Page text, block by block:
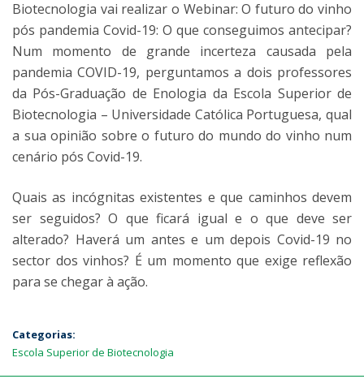
Biotecnologia vai realizar o Webinar: O futuro do vinho
pós pandemia Covid-19: O que conseguimos antecipar?
Num momento de grande incerteza causada pela
pandemia COVID-19, perguntamos a dois professores
da Pós-Graduação de Enologia da Escola Superior de
Biotecnologia – Universidade Católica Portuguesa, qual
a sua opinião sobre o futuro do mundo do vinho num
cenário pós Covid-19.
Quais as incógnitas existentes e que caminhos devem
ser seguidos? O que ficará igual e o que deve ser
alterado? Haverá um antes e um depois Covid-19 no
sector dos vinhos? É um momento que exige reflexão
para se chegar à ação.
Categorias:
Escola Superior de Biotecnologia